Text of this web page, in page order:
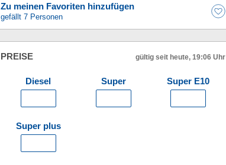
Zu meinen Favoriten hinzufügen
gefällt 7 Personen
PREISE gültig seit heute, 19:06 Uhr
Diesel Super Super E10
Super plus